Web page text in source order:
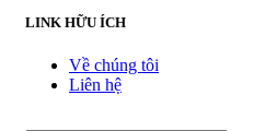
LINK HỮU ÍCH
Về chúng tôi
Liên hệ